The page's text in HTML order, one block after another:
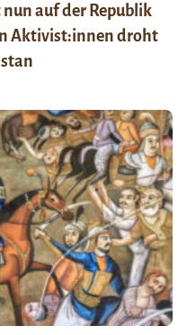
auf der Republik
Aktivist:innen droht